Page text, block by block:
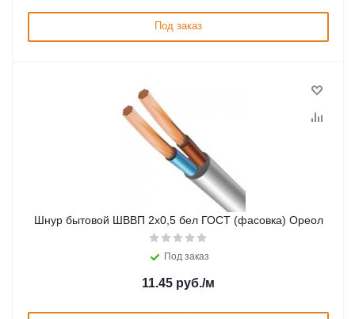
Под заказ
Шнур бытовой ШВВП 2х0,5 бел ГОСТ (фасовка) Ореол
Под заказ
11.45 руб./м